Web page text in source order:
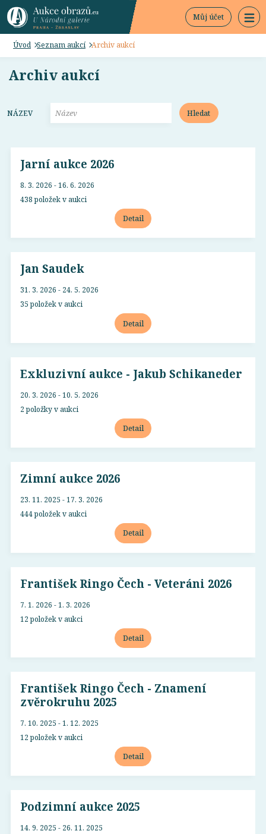
Můj účet
Úvod Seznam aukcí Archiv aukcí
Archiv aukcí
NÁZEV Hledat
Jarní aukce 2026
8. 3. 2026 - 16. 6. 2026
438 položek v aukci
Detail
Jan Saudek
31. 3. 2026 - 24. 5. 2026
35 položek v aukci
Detail
Exkluzivní aukce - Jakub Schikaneder
20. 3. 2026 - 10. 5. 2026
2 položky v aukci
Detail
Zimní aukce 2026
23. 11. 2025 - 17. 3. 2026
444 položek v aukci
Detail
František Ringo Čech - Veteráni 2026
7. 1. 2026 - 1. 3. 2026
12 položek v aukci
Detail
František Ringo Čech - Znamení
zvěrokruhu 2025
7. 10. 2025 - 1. 12. 2025
12 položek v aukci
Detail
Podzimní aukce 2025
14. 9. 2025 - 26. 11. 2025